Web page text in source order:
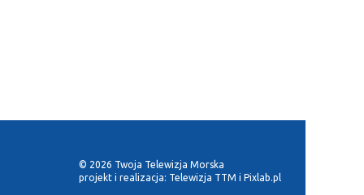
© 2026 Twoja Telewizja Morska
projekt i realizacja: Telewizja TTM i Pixlab.pl